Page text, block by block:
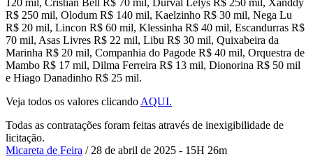
120 mil, Cristian Bell R$ 70 mil, Durval Lelys R$ 250 mil, Xanddy
R$ 250 mil, Olodum R$ 140 mil, Kaelzinho R$ 30 mil, Nega Lu
R$ 20 mil, Lincon R$ 60 mil, Klessinha R$ 40 mil, Escandurras R$
70 mil, Asas Livres R$ 22 mil, Libu R$ 30 mil, Quixabeira da
Marinha R$ 20 mil, Companhia do Pagode R$ 40 mil, Orquestra de
Mambo R$ 17 mil, Dilma Ferreira R$ 13 mil, Dionorina R$ 50 mil
e Hiago Danadinho R$ 25 mil.
Veja todos os valores clicando AQUI.
Todas as contratações foram feitas através de inexigibilidade de
licitação.
Micareta de Feira / 28 de abril de 2025 - 15H 26m